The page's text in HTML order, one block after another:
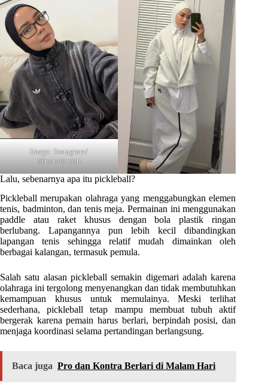
Image: Instagram/
@noradanish
Lalu, sebenarnya apa itu pickleball?
Pickleball merupakan olahraga yang menggabungkan elemen
tenis, badminton, dan tenis meja. Permainan ini menggunakan
paddle atau raket khusus dengan bola plastik ringan
berlubang. Lapangannya pun lebih kecil dibandingkan
lapangan tenis sehingga relatif mudah dimainkan oleh
berbagai kalangan, termasuk pemula.
Salah satu alasan pickleball semakin digemari adalah karena
olahraga ini tergolong menyenangkan dan tidak membutuhkan
kemampuan khusus untuk memulainya. Meski terlihat
sederhana, pickleball tetap mampu membuat tubuh aktif
bergerak karena pemain harus berlari, berpindah posisi, dan
menjaga koordinasi selama pertandingan berlangsung.
Baca juga Pro dan Kontra Berlari di Malam Hari